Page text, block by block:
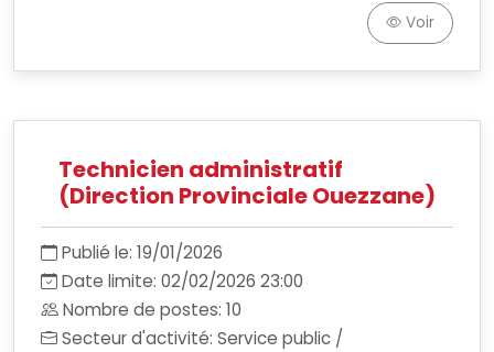
Voir
Technicien administratif
(Direction Provinciale Ouezzane)
Publié le: 19/01/2026
Date limite: 02/02/2026 23:00
Nombre de postes: 10
Secteur d'activité: Service public /